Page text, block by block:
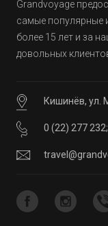
Grandvoyage
самые популярные
более 15 лет и за
довольных
Кишинёв, ул.
0 (22) 277 232;